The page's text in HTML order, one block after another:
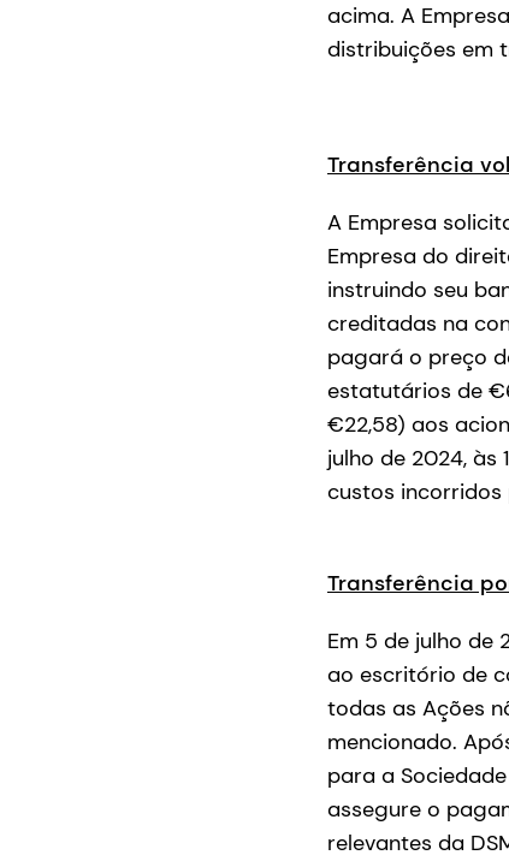
acima. A
distribuições em
Transferência
A Empresa
Empresa do
instruindo seu
creditadas na
pagará o preço
estatutários de
€22,58) aos
julho de 2024, às
custos incorridos
Transferência
Em 5 de julho de
ao escritório de
todas as Ações
mencionado.
para a
assegure o
relevantes da